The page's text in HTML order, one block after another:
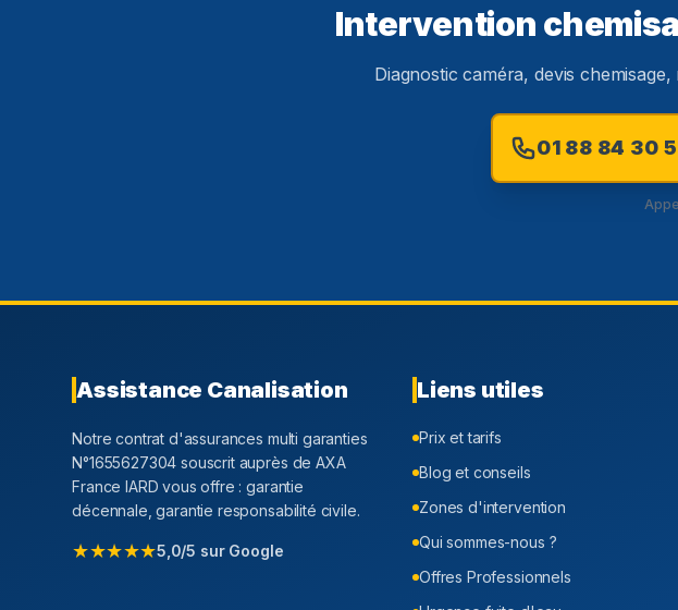
Intervention
Diagnostic caméra, devis
01 88 84 30
Assistance Canalisation
Notre contrat d'assurances multi garanties
N°1655627304 souscrit auprès de AXA
France IARD vous offre : garantie
décennale, garantie responsabilité civile.
★★★★★5,0/5 sur Google
Liens utiles
Prix et tarifs
Blog et conseils
Zones d'intervention
Qui sommes-nous ?
Offres Professionnels